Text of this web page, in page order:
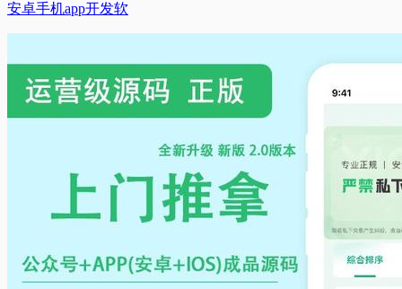
安卓手机app开发软